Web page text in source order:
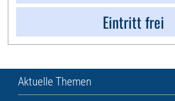
Eintritt frei
Aktuelle Themen